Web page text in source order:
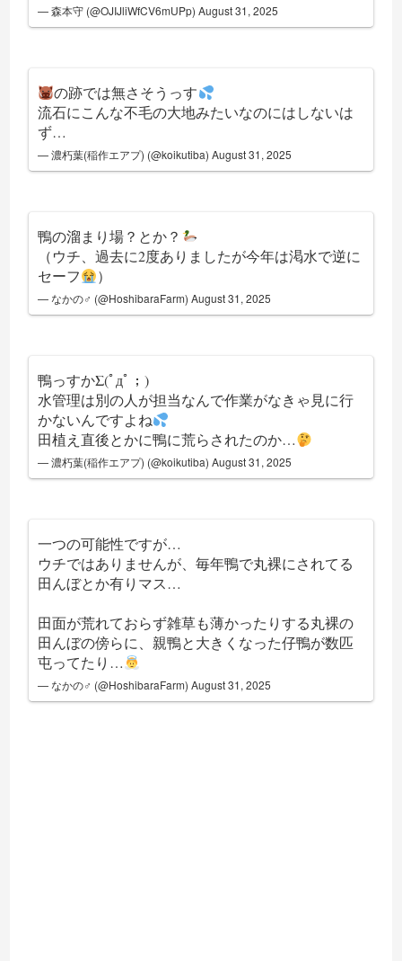
— 森本守 (@OJIJliWfCV6mUPp)August 31, 2025
の跡では無さそうっす
流石にこんな不毛の大地みたいなのにはしないは
ず…
— 濃朽葉(稲作エアプ) (@koikutiba)August 31, 2025
鴨の溜まり場？とか？
（ウチ、過去に2度ありましたが今年は渇水で逆に
セーフ
）
— なかの♂ (@HoshibaraFarm)August 31, 2025
鴨っすかΣ(ﾟдﾟ；)
水管理は別の人が担当なんで作業がなきゃ見に行
かないんですよね
田植え直後とかに鴨に荒らされたのか…
— 濃朽葉(稲作エアプ) (@koikutiba)August 31, 2025
一つの可能性ですが…
ウチではありませんが、毎年鴨で丸裸にされてる
田んぼとか有りマス…
田面が荒れておらず雑草も薄かったりする丸裸の
田んぼの傍らに、親鴨と大きくなった仔鴨が数匹
屯ってたり…
— なかの♂ (@HoshibaraFarm)August 31, 2025